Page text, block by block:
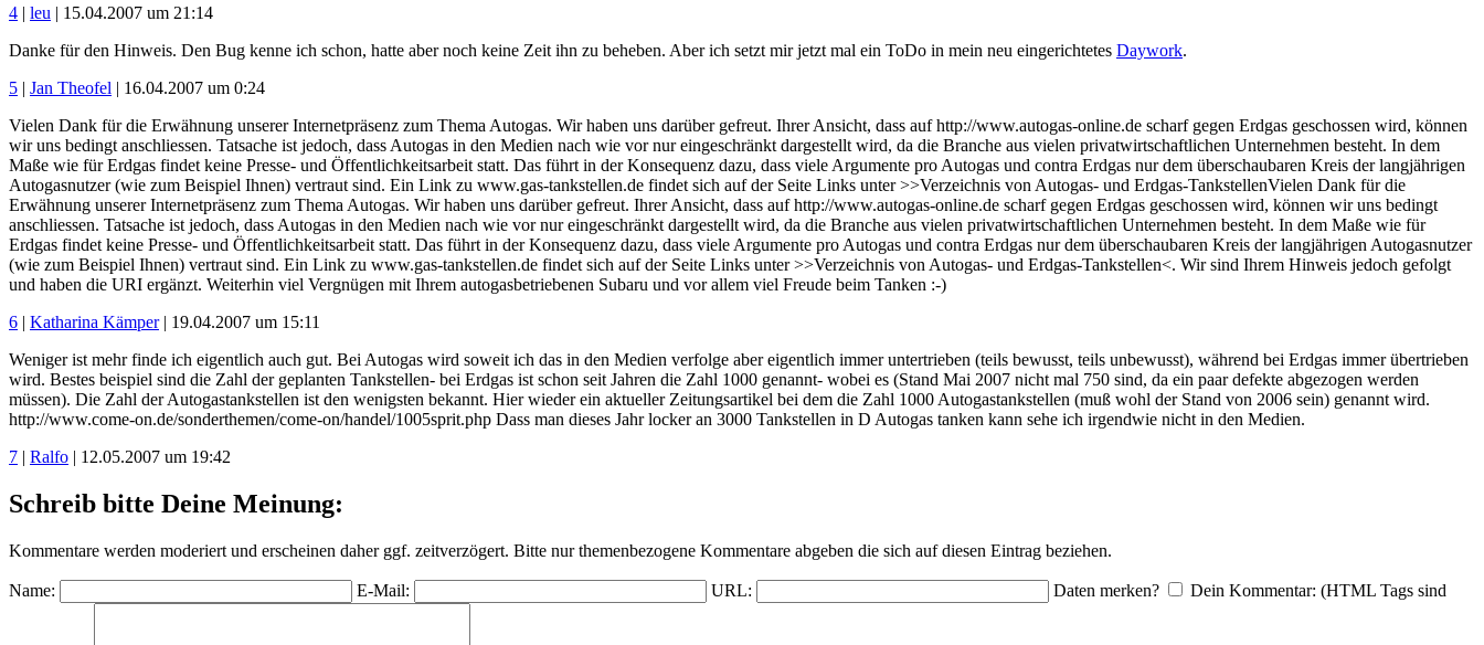
4 | leu | 15.04.2007 um 21:14
Danke für den Hinweis. Den Bug kenne ich schon, hatte aber noch keine Zeit ihn zu beheben. Aber ich setzt mir jetzt mal ein ToDo in mein neu eingerichtetes Daywork.
5 | Jan Theofel | 16.04.2007 um 0:24
Vielen Dank für die Erwähnung unserer Internetpräsenz zum Thema Autogas. Wir haben uns darüber gefreut. Ihrer Ansicht, dass auf http://www.autogas-online.de scharf gegen Erdgas geschossen wird, können
wir uns bedingt anschliessen. Tatsache ist jedoch, dass Autogas in den Medien nach wie vor nur eingeschränkt dargestellt wird, da die Branche aus vielen privatwirtschaftlichen Unternehmen besteht. In dem
Maße wie für Erdgas findet keine Presse- und Öffentlichkeitsarbeit statt. Das führt in der Konsequenz dazu, dass viele Argumente pro Autogas und contra Erdgas nur dem überschaubaren Kreis der langjährigen
Autogasnutzer (wie zum Beispiel Ihnen) vertraut sind. Ein Link zu www.gas-tankstellen.de findet sich auf der Seite Links unter >>Verzeichnis von Autogas- und Erdgas-TankstellenVielen Dank für die
Erwähnung unserer Internetpräsenz zum Thema Autogas. Wir haben uns darüber gefreut. Ihrer Ansicht, dass auf http://www.autogas-online.de scharf gegen Erdgas geschossen wird, können wir uns bedingt
anschliessen. Tatsache ist jedoch, dass Autogas in den Medien nach wie vor nur eingeschränkt dargestellt wird, da die Branche aus vielen privatwirtschaftlichen Unternehmen besteht. In dem Maße wie für
Erdgas findet keine Presse- und Öffentlichkeitsarbeit statt. Das führt in der Konsequenz dazu, dass viele Argumente pro Autogas und contra Erdgas nur dem überschaubaren Kreis der langjährigen Autogasnutzer
(wie zum Beispiel Ihnen) vertraut sind. Ein Link zu www.gas-tankstellen.de findet sich auf der Seite Links unter >>Verzeichnis von Autogas- und Erdgas-Tankstellen<. Wir sind Ihrem Hinweis jedoch gefolgt
und haben die URI ergänzt. Weiterhin viel Vergnügen mit Ihrem autogasbetriebenen Subaru und vor allem viel Freude beim Tanken :-)
6 | Katharina Kämper| 19.04.2007 um 15:11
Weniger ist mehr finde ich eigentlich auch gut. Bei Autogas wird soweit ich das in den Medien verfolge aber eigentlich immer untertrieben (teils bewusst, teils unbewusst), während bei Erdgas immer übertrieben
wird. Bestes beispiel sind die Zahl der geplanten Tankstellen- bei Erdgas ist schon seit Jahren die Zahl 1000 genannt- wobei es (Stand Mai 2007 nicht mal 750 sind, da ein paar defekte abgezogen werden
müssen). Die Zahl der Autogastankstellen ist den wenigsten bekannt. Hier wieder ein aktueller Zeitungsartikel bei dem die Zahl 1000 Autogastankstellen (muß wohl der Stand von 2006 sein) genannt wird.
http://www.come-on.de/sonderthemen/come-on/handel/1005sprit.php Dass man dieses Jahr locker an 3000 Tankstellen in D Autogas tanken kann sehe ich irgendwie nicht in den Medien.
7 | Ralfo | 12.05.2007 um 19:42
Schreib bitte Deine Meinung:
Kommentare werden moderiert und erscheinen daher ggf. zeitverzögert. Bitte nur themenbezogene Kommentare abgeben die sich auf diesen Eintrag beziehen.
Name: E-Mail: URL: Daten merken? Dein Kommentar: (HTML Tags sind